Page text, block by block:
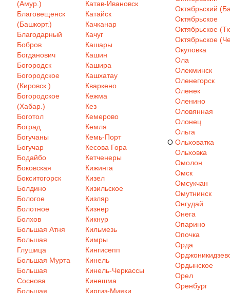
(Амур.)
Благовещенск
(Башкорт.)
Благодарный
Бобров
Богданович
Богородск
Богородское
(Кировск.)
Богородское
(Хабар.)
Боготол
Боград
Богучаны
Богучар
Бодайбо
Боковская
Бокситогорск
Болдино
Бологое
Болотное
Болхов
Большая Атня
Большая
Глушица
Большая Мурта
Большая
Соснова
Большая
Катав-Ивановск
Катайск
Качканар
Качуг
Кашары
Кашин
Кашира
Кашхатау
Кваркено
Кежма
Кез
Кемерово
Кемля
Кемь-Порт
Кесова Гора
Кетченеры
Кижинга
Кизел
Кизильское
Кизляр
Кизнер
Кикнур
Кильмезь
Кимры
Кингисепп
Кинель
Кинель-Черкассы
Кинешма
Киргиз-Мияки
О
Октябрьский
Октябрьское
Октябрьское
Октябрьское
Окуловка
Ола
Олекминск
Оленегорск
Оленек
Оленино
Оловянная
Олонец
Ольга
Ольховатка
Ольховка
Омолон
Омск
Омсукчан
Омутнинск
Онгудай
Онега
Опарино
Опочка
Орда
Ордынское
Орел
Оренбург